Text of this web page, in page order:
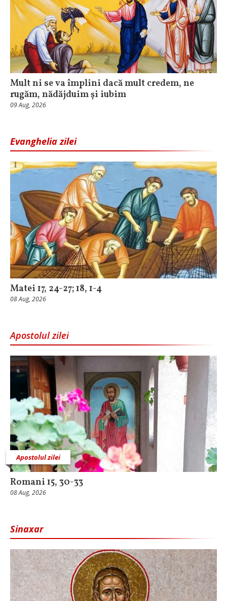
Mult ni se va împlini dacă mult credem, ne
rugăm, nădăjduim și iubim
09 Aug, 2026
Evanghelia zilei
Matei 17, 24-27; 18, 1-4
08 Aug, 2026
Apostolul zilei
Apostolul zilei
Romani 15, 30-33
08 Aug, 2026
Sinaxar